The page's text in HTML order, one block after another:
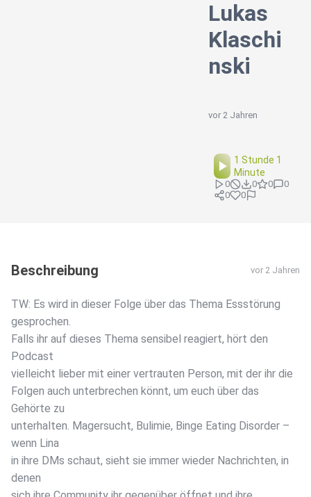
Lukas
Klaschi
nski
vor 2 Jahren
1 Stunde 1
Minute
0 0 0
0
0
0
Beschreibung vor 2 Jahren
TW: Es wird in dieser Folge über das Thema Essstörung
gesprochen.
Falls ihr auf dieses Thema sensibel reagiert, hört den
Podcast
vielleicht lieber mit einer vertrauten Person, mit der ihr die
Folgen auch unterbrechen könnt, um euch über das
Gehörte zu
unterhalten. Magersucht, Bulimie, Binge Eating Disorder –
wenn Lina
in ihre DMs schaut, sieht sie immer wieder Nachrichten, in
denen